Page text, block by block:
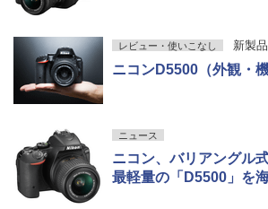
レビュー・使いこなし 新製
ニコンD5500（外観・機
ニュース
ニコン、バリアングル
最軽量の「D5500」を